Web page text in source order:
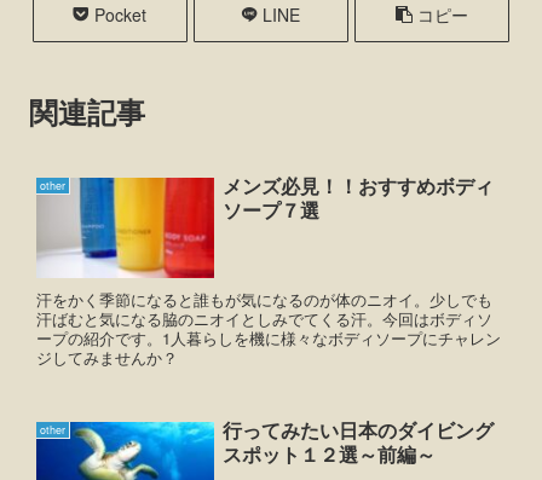
Pocket LINE コピー
関連記事
other
メンズ必見！！おすすめボディ
ソープ７選
汗をかく季節になると誰もが気になるのが体のニオイ。少しでも
汗ばむと気になる脇のニオイとしみでてくる汗。今回はボディソ
ープの紹介です。1人暮らしを機に様々なボディソープにチャレン
ジしてみませんか？
other
行ってみたい日本のダイビング
スポット１２選～前編～